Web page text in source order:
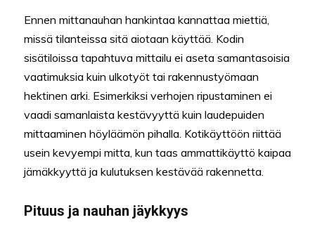
Ennen mittanauhan hankintaa kannattaa miettiä,
missä tilanteissa sitä aiotaan käyttää. Kodin
sisätiloissa tapahtuva mittailu ei aseta samantasoisia
vaatimuksia kuin ulkotyöt tai rakennustyömaan
hektinen arki. Esimerkiksi verhojen ripustaminen ei
vaadi samanlaista kestävyyttä kuin laudepuiden
mittaaminen höyläämön pihalla. Kotikäyttöön riittää
usein kevyempi mitta, kun taas ammattikäyttö kaipaa
jämäkkyyttä ja kulutuksen kestävää rakennetta.
Pituus ja nauhan jäykkyys